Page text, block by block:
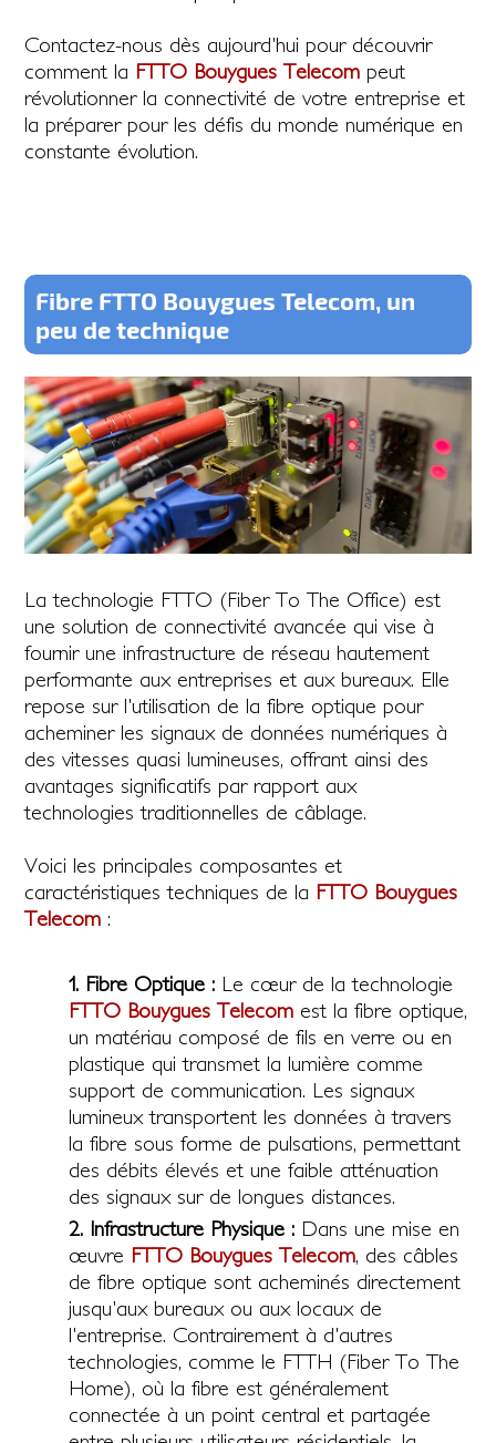
Contactez-nous dès aujourd'hui pour découvrir
comment la FTTO Bouygues Telecom peut
révolutionner la connectivité de votre entreprise et
la préparer pour les défis du monde numérique en
constante évolution.
Fibre FTTO Bouygues Telecom, un
peu de technique
La technologie FTTO (Fiber To The Office) est
une solution de connectivité avancée qui vise à
fournir une infrastructure de réseau hautement
performante aux entreprises et aux bureaux. Elle
repose sur l'utilisation de la fibre optique pour
acheminer les signaux de données numériques à
des vitesses quasi lumineuses, offrant ainsi des
avantages significatifs par rapport aux
technologies traditionnelles de câblage.
Voici les principales composantes et
caractéristiques techniques de la FTTO Bouygues
Telecom :
1. Fibre Optique : Le cœur de la technologie
FTTO Bouygues Telecom est la fibre optique,
un matériau composé de fils en verre ou en
plastique qui transmet la lumière comme
support de communication. Les signaux
lumineux transportent les données à travers
la fibre sous forme de pulsations, permettant
des débits élevés et une faible atténuation
des signaux sur de longues distances.
2. Infrastructure Physique : Dans une mise en
œuvre FTTO Bouygues Telecom, des câbles
de fibre optique sont acheminés directement
jusqu'aux bureaux ou aux locaux de
l'entreprise. Contrairement à d'autres
technologies, comme le FTTH (Fiber To The
Home), où la fibre est généralement
connectée à un point central et partagée